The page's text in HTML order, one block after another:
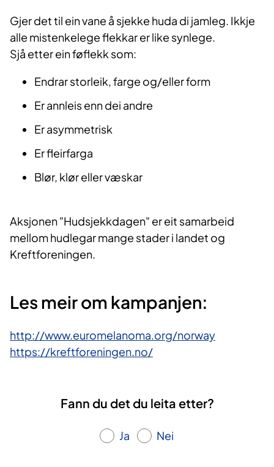
Gjer det til ein vane å sjekke huda di jamleg. Ikkje
alle mistenkelege flekkar er like synlege.
Sjå etter ein føflekk som:
Endrar storleik, farge og/eller form
Er annleis enn dei andre
Er asymmetrisk
Er fleirfarga
Blør, klør eller væskar
Aksjonen "Hudsjekkdagen" er eit samarbeid
mellom hudlegar mange stader i landet og
Kreftforeningen.
Les meir om kampanjen:
http://www.euromelanoma.org/norway
https://kreftforeningen.no/
Fann du det du leita etter?
Ja Nei